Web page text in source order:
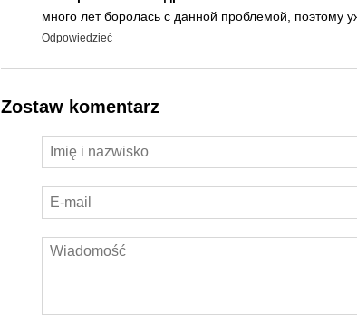
много лет боролась с данной проблемой, поэтому
Odpowiedzieć
Zostaw komentarz